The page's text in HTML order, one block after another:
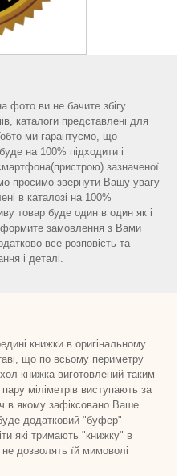
фото ви не бачите збігу
каталоги представлені для
ми гарантуємо, що
на 100% підходити і
зазначеної
просимо звернути Вашу увагу
в каталозі на 100%
товар буде один в один як і
замовлення з Вами
все розповість та
і деталі.
книжки в оригінальному
що по всьому периметру
книжка виготовлений таким
міліметрів виступають за
в якому зафіксовано Ваше
додатковий "буфер"
які тримають "книжку" в
не дозволять їй мимоволі